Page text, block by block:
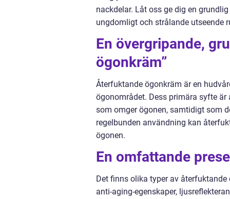
nackdelar. Låt oss ge dig en
ungdomligt och strålande utseende
En övergripande,
ögonkräm”
Återfuktande ögonkräm är en
ögonområdet. Dess primära syfte
som omger ögonen, samtidigt som
regelbunden användning kan
ögonen.
En omfattande
Det finns olika typer av
anti-aging-egenskaper,